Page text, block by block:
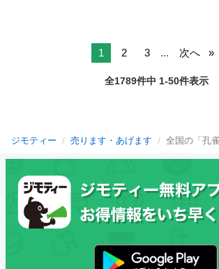
1 2 3 ... 次へ
全1789件中 1-50件表示
ジモティー 売ります・あげます 全国の「孔雀